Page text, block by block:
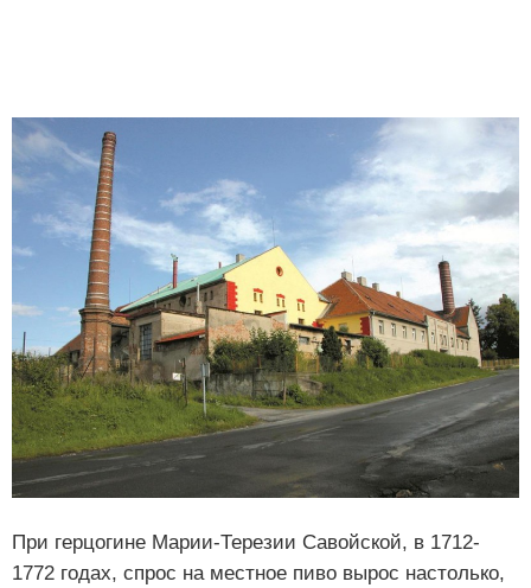
При герцогине Марии-Терезии Савойской, в 1712-
1772 годах, спрос на местное пиво вырос настолько,